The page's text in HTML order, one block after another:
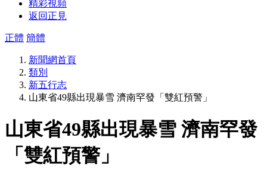
精彩視頻
返回正見
正體 簡體
新聞網首頁
類別
新五行志
山東省49縣出現暴雪 濟南罕發「雙紅預警」
山東省49縣出現暴雪 濟南罕發
「雙紅預警」